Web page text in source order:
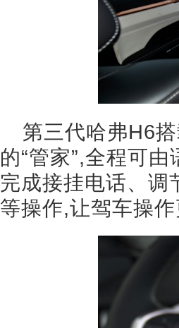
第三代哈弗H6
的“管家”,全程可
完成接挂电话、调
等操作,让驾车操